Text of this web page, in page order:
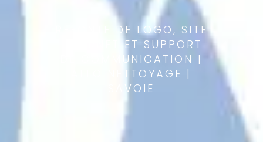
REFONTE DE LOGO, SITE
INTERNET ET SUPPORT
DE COMMUNICATION |
ALLO NETTOYAGE |
SAVOIE